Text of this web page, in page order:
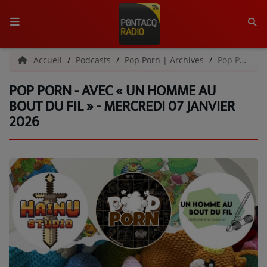
ACCUEIL
RADIO
QUI SOMMES-NOUS ?
L'ÉQUIPE
GRILLE DES PROGRAMMES
C'ÉTAIT QUOI CE TITRE ?
MÉDIAS
PODCASTS - SAISON 2026/2027
Accueil Podcasts Pop Porn | Archives Pop Porn - Avec « Un homme au bout du fil » - Mercredi 07 janvier 2026
POP PORN - AVEC « UN HOMME AU
BOUT DU FIL » - MERCREDI 07 JANVIER
2026